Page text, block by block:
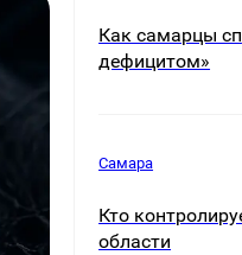
Как самарцы
дефицитом»
Самара
Кто
области